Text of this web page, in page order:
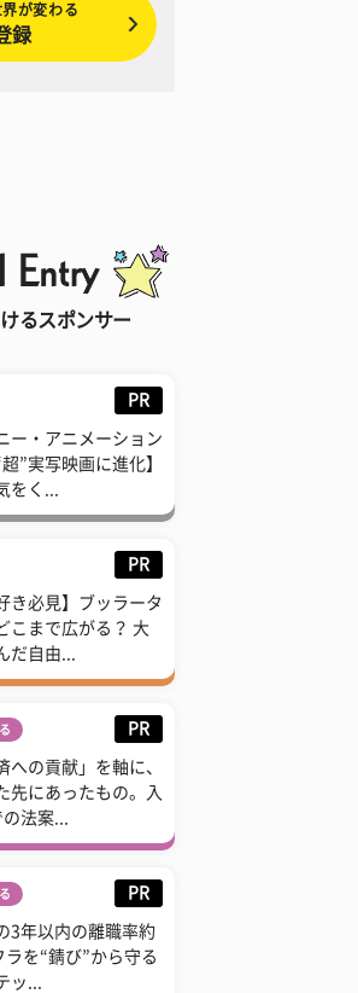
が変わる
録
るスポンサー
PR
ー・アニメーション
”実写映画に進化】
をく...
PR
き必見】ブッラータ
こまで広がる？ 大
だ自由...
PR
への貢献」を軸に、
先にあったもの。入
法案...
PR
3年以内の離職率約
ラを“錆び”から守る
ッ...